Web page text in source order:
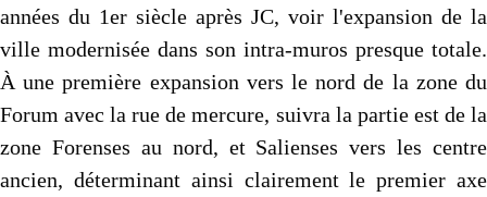
années du 1er siècle après JC, voir l'expansion de la
ville modernisée dans son intra-muros presque totale.
À une première expansion vers le nord de la zone du
Forum avec la rue de mercure, suivra la partie est de la
zone Forenses au nord, et Salienses vers les centre
ancien, déterminant ainsi clairement le premier axe